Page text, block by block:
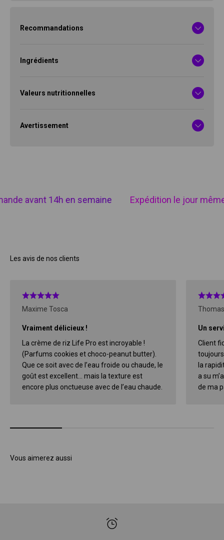
Recommandations
Ingrédients
Valeurs nutritionnelles
Avertissement
avant 14h en semaine Expédition le jour
Les avis de nos clients
Maxime Tosca
Vraiment délicieux !
La crème de riz Life Pro est incroyable !
(Parfums cookies et choco-peanut butter).
Que ce soit avec de l’eau froide ou chaude, le
goût est excellent… mais la texture est
encore plus onctueuse avec de l’eau chaude.
Un
Client
la
a su
de ma
Vous aimerez aussi